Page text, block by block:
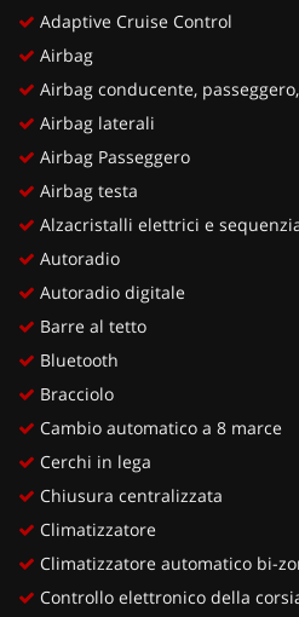
Adaptive Cruise Control
Airbag
Airbag conducente,
Airbag laterali
Airbag Passeggero
Airbag testa
Alzacristalli elettrici e
Autoradio
Autoradio digitale
Barre al tetto
Bluetooth
Bracciolo
Cambio automatico a 8 marce
Cerchi in lega
Chiusura centralizzata
Climatizzatore
Climatizzatore automatico bi-
Controllo elettronico della